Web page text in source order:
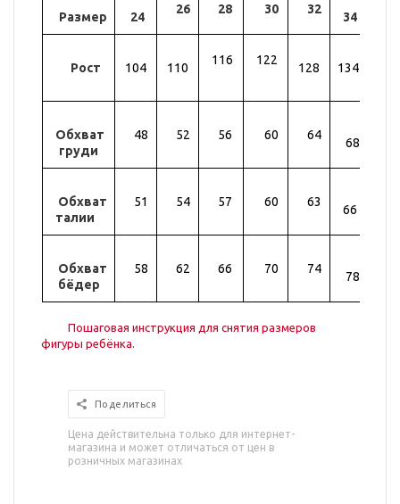
Размер 24
26 28 30 32
34
Рост 104 110
116 122
128 134
Обхват
груди
48 52 56 60 64
68
Обхват
талии
51 54 57 60 63
66
Обхват
бёдер
58 62 66 70 74
78
Пошаговая инструкция для снятия размеров
фигуры ребёнка.
Поделиться
Цена действительна только для интернет-
магазина и может отличаться от цен в
розничных магазинах